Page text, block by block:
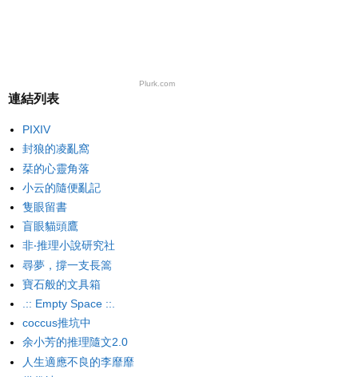
Plurk.com
連結列表
PIXIV
封狼的凌亂窩
栞的心靈角落
小云的隨便亂記
隻眼留書
盲眼貓頭鷹
非‧推理小說研究社
尋夢，撐一支長篙
寶石般的文具箱
.:: Empty Space ::.
coccus推坑中
余小芳的推理隨文2.0
人生適應不良的李靡靡